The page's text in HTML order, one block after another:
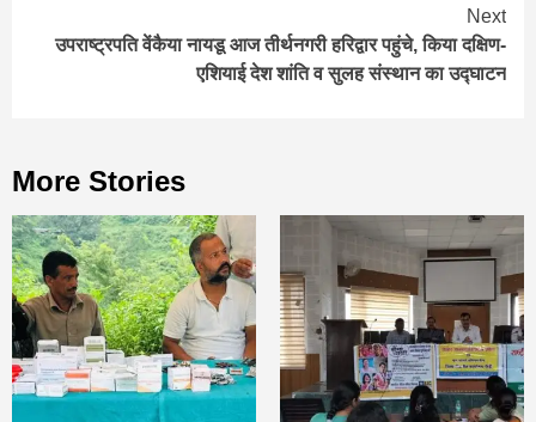
Next
उपराष्ट्रपति वेंकैया नायडू आज तीर्थनगरी हरिद्वार पहुंचे, किया दक्षिण-
एशियाई देश शांति व सुलह संस्थान का उद्घाटन
More Stories